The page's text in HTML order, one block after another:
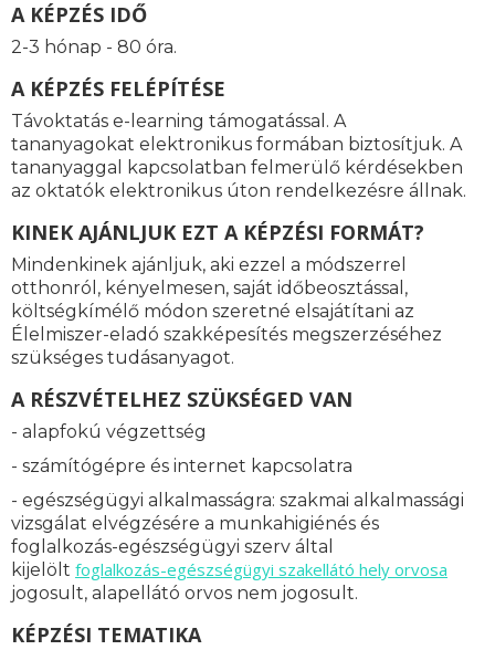
A KÉPZÉS IDŐ
2-3 hónap - 80 óra.
A KÉPZÉS FELÉPÍTÉSE
Távoktatás e-learning támogatással. A
tananyagokat elektronikus formában biztosítjuk. A
tananyaggal kapcsolatban felmerülő kérdésekben
az oktatók elektronikus úton rendelkezésre állnak.
KINEK AJÁNLJUK EZT A KÉPZÉSI FORMÁT?
Mindenkinek ajánljuk, aki ezzel a módszerrel
otthonról, kényelmesen, saját időbeosztással,
költségkímélő módon szeretné elsajátítani az
Élelmiszer-eladó szakképesítés megszerzéséhez
szükséges tudásanyagot.
A RÉSZVÉTELHEZ SZÜKSÉGED VAN
- alapfokú végzettség
- számítógépre és internet kapcsolatra
- egészségügyi alkalmasságra: szakmai alkalmassági
vizsgálat elvégzésére a munkahigiénés és
foglalkozás-egészségügyi szerv által
kijelölt foglalkozás-egészségügyi szakellátó hely orvosa
jogosult, alapellátó orvos nem jogosult.
KÉPZÉSI TEMATIKA